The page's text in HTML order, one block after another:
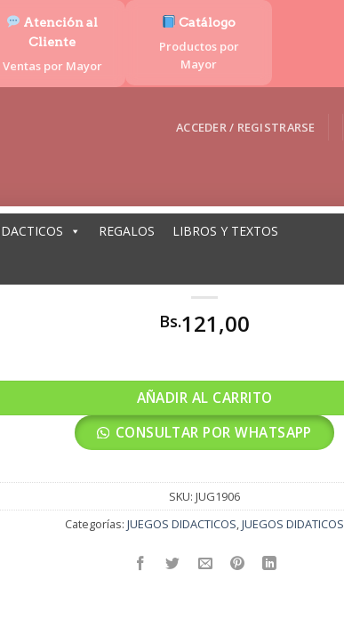
Atención al
Cliente
Ventas por Mayor
Catálogo
Productos por
Mayor
ACCEDER / REGISTRARSE
REGALOS LIBROS Y TEXTOS
Bs.121,00
BOLIVIA MAR cantidad
AÑADIR AL CARRITO
CONSULTAR POR WHATSAPP
SKU: JUG1906
Categorías: JUEGOS DIDACTICOS,JUEGOS DIDATICOS